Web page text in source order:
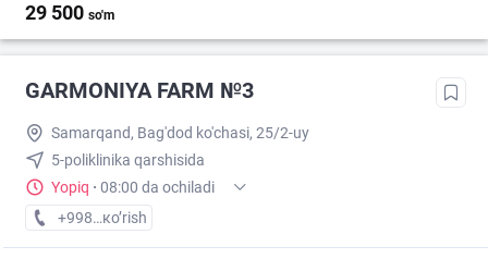
29 500 so'm
GARMONIYA FARM №3
Samarqand, Bag'dod ko'chasi, 25/2-uy
5-poliklinika qarshisida
Yopiq · 08:00 da ochiladi
+998 (95) XXX-XX-XX
кo’rish